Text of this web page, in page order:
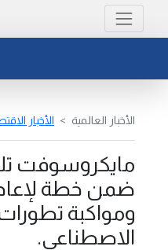
الأخبار العالمية الأخبار
ضمن خطة
ومواكبة تطورات
الاصطناعي.